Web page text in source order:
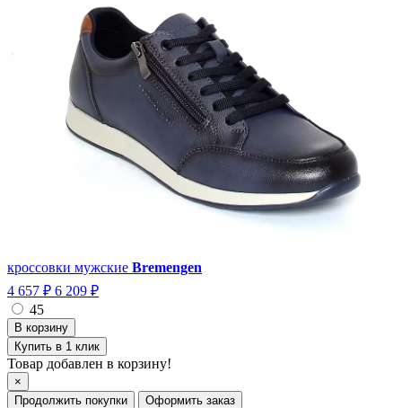
кроссовки мужские Bremengen
4 657 ₽ 6 209 ₽
45
Купить в 1 клик
Товар добавлен в корзину!
×
Продолжить покупки
Оформить заказ